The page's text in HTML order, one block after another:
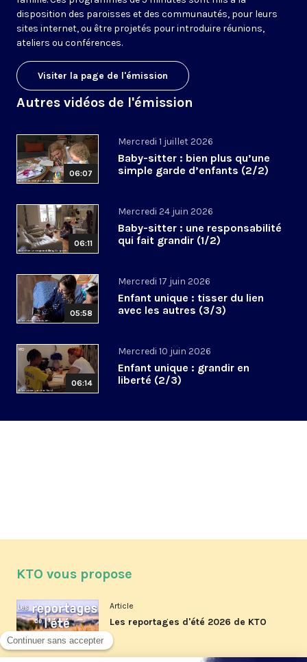
disposition des paroisses et des communautés, pour leurs
sites internet, ou être projetés pour introduire réunions,
ateliers ou conférences.
Visiter la page de l'émission
Autres vidéos de l'émission
06:07
Mercredi 1 juillet 2026
Baby-sitter : bien plus qu’une
simple garde d’enfants (2/2)
06:11
Mercredi 24 juin 2026
Baby-sitter : une responsabilité
qui fait grandir (1/2)
05:58
Mercredi 17 juin 2026
Enfant unique : tisser du lien
avec les autres (3/3)
06:14
Mercredi 10 juin 2026
Enfant unique : grandir en
liberté (2/3)
KTO vous propose
Article
Les reportages d'été 2026 de KTO